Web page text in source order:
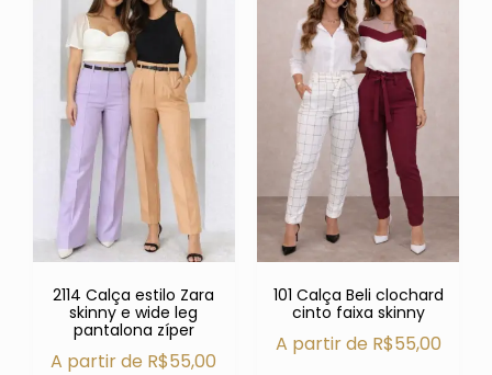
2114 Calça estilo Zara
skinny e wide leg
pantalona zíper
A partir de R$55,00
101 Calça Beli clochard
cinto faixa skinny
A partir de R$55,00